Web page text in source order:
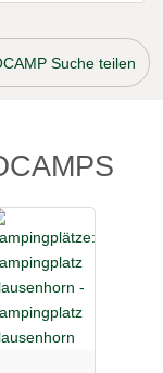
Suche teilen